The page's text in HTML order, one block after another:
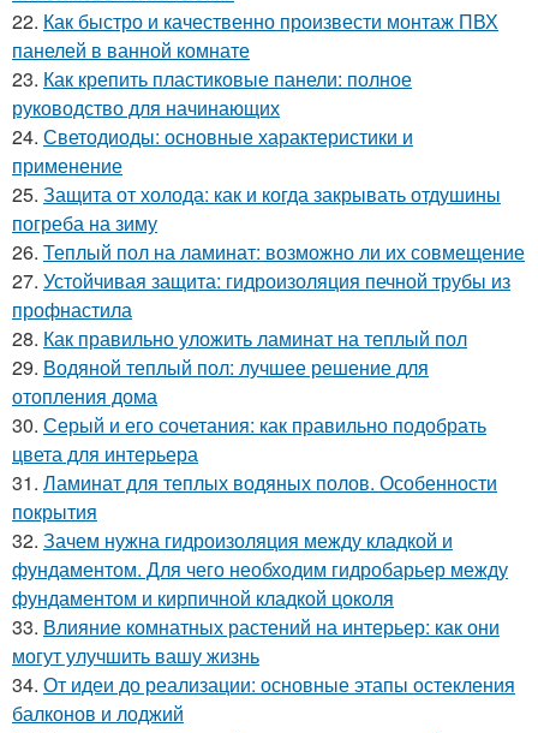
22. Как быстро и качественно произвести монтаж ПВХ
панелей в ванной комнате
23. Как крепить пластиковые панели: полное
руководство для начинающих
24. Светодиоды: основные характеристики и
применение
25. Защита от холода: как и когда закрывать отдушины
погреба на зиму
26. Теплый пол на ламинат: возможно ли их совмещение
27. Устойчивая защита: гидроизоляция печной трубы из
профнастила
28. Как правильно уложить ламинат на теплый пол
29. Водяной теплый пол: лучшее решение для
отопления дома
30. Серый и его сочетания: как правильно подобрать
цвета для интерьера
31. Ламинат для теплых водяных полов. Особенности
покрытия
32. Зачем нужна гидроизоляция между кладкой и
фундаментом. Для чего необходим гидробарьер между
фундаментом и кирпичной кладкой цоколя
33. Влияние комнатных растений на интерьер: как они
могут улучшить вашу жизнь
34. От идеи до реализации: основные этапы остекления
балконов и лоджий